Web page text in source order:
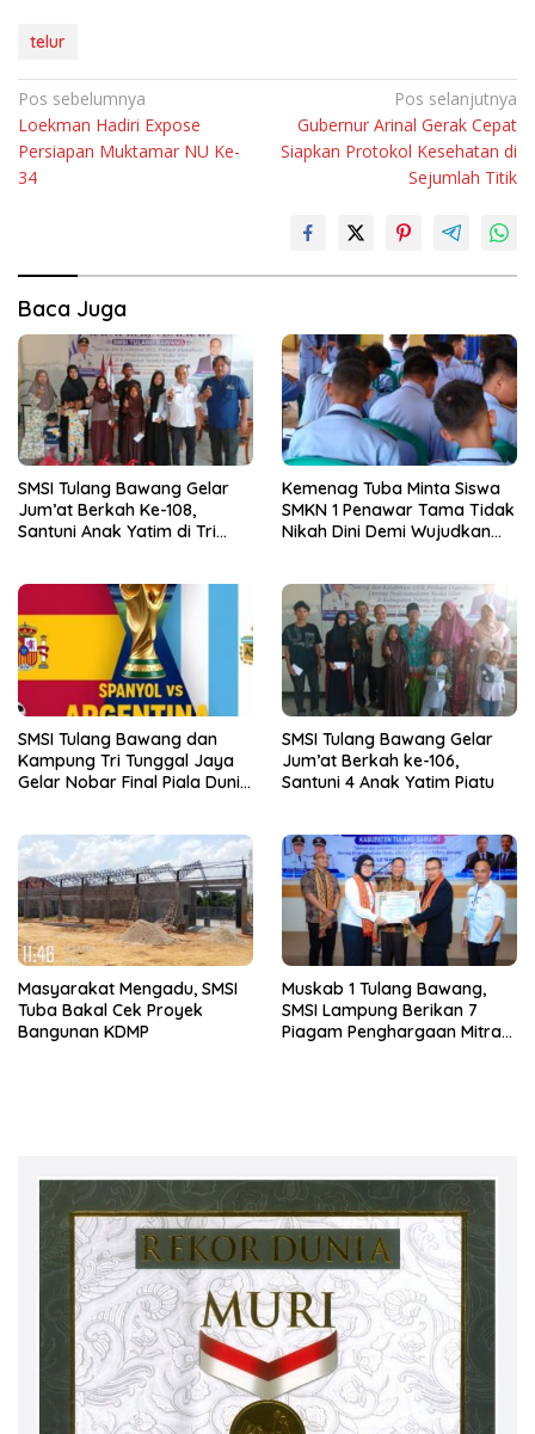
telur
Navigasi
pos
Pos sebelumnya
Loekman Hadiri Expose
Persiapan Muktamar NU Ke-
34
Pos selanjutnya
Gubernur Arinal Gerak Cepat
Siapkan Protokol Kesehatan di
Sejumlah Titik
Baca Juga
SMSI Tulang Bawang Gelar
Jum’at Berkah Ke-108,
Santuni Anak Yatim di Tri
Kemenag Tuba Minta Siswa
SMKN 1 Penawar Tama Tidak
Nikah Dini Demi Wujudkan
SMSI Tulang Bawang dan
Kampung Tri Tunggal Jaya
Gelar Nobar Final Piala Dunia
SMSI Tulang Bawang Gelar
Jum’at Berkah ke-106,
Santuni 4 Anak Yatim Piatu
Masyarakat Mengadu, SMSI
Tuba Bakal Cek Proyek
Bangunan KDMP
Muskab 1 Tulang Bawang,
SMSI Lampung Berikan 7
Piagam Penghargaan Mitra